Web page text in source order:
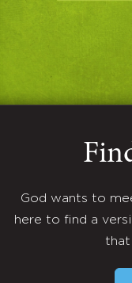
God wants to
here to find a
that